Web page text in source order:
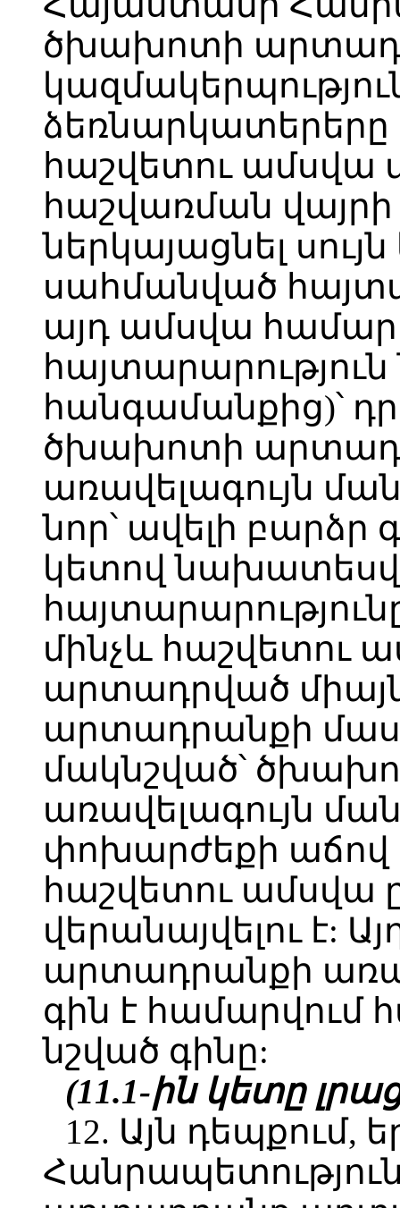
ծխախոտի
ձեռնարկատերերը
հաշվետու ամսվա
հաշվառման
ներկայացնել
սահմանված
այդ ամսվա
հայտարարություն
հանգամանքից)՝
ծխախոտի
առավելագույն
նոր՝ ավելի բարձր
կետով
մինչև հաշվետու
արտադրված
արտադրանքի
մակնշված՝
առավելագույն
փոխարժեքի
հաշվետու ամսվա
վերանայվելու է:
արտադրանքի
գին է համարվում
նշված գինը:
(11.1-ին կետը
12. Այն դեպքում,